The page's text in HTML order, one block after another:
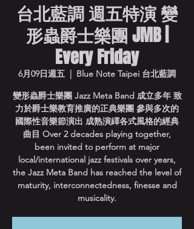
台北藍調 週五特演 變
形蟲爵士樂團 JMB |
Every Friday
6月09日週五
  |
Blue Note Taipei 台北藍調
變形蟲爵士樂團 Jazz Meta Band 成立多年 致
力於爵士樂教育推廣的正典樂團 參與多次的
國際性音樂節演出 成熟演繹各式風格的經典
曲目 Over 2 decades playing together,
been invited to perform at major
local/international jazz festivals over years,
the Jazz Meta Band has reached the level of
maturity, interconnectedness, finesse and
musicality.